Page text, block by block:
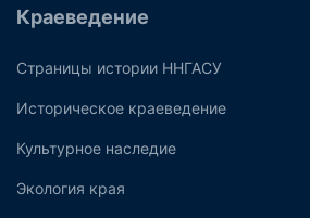
Краеведение
Страницы истории ННГАСУ
Историческое краеведение
Культурное наследие
Экология края